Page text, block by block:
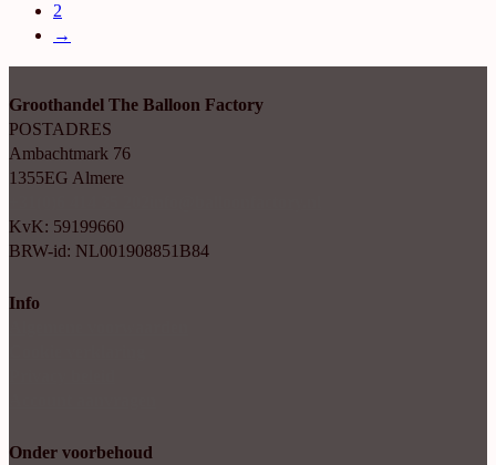
2
→
Groothandel The Balloon Factory
POSTADRES
Ambachtmark 76
1355EG Almere
KvK: 59199660
BRW-id: NL001908851B84
Info
Onder voorbehoud